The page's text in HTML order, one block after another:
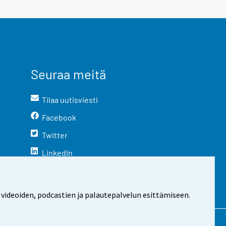
podcastien ja palautepalvelun esittämiseen.
Seuraa meitä
Tilaa uutisviesti
Facebook
Twitter
LinkedIn